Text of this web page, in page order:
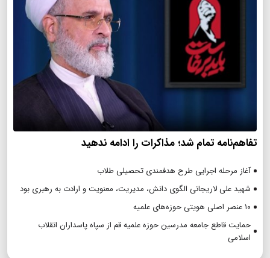
تفاهم‌نامه تمام شد؛ مذاکرات را ادامه ندهید
آغاز مرحله اجرایی طرح هدفمندی تحصیلی طلاب
شهید علی لاریجانی الگوی دانش، مدیریت، معنویت و ارادت به رهبری بود
۱۰ عنصر اصلی هویتی حوزه‌های علمیه
حمایت قاطع جامعه مدرسین حوزه علمیه قم از سپاه پاسداران انقلاب
اسلامی